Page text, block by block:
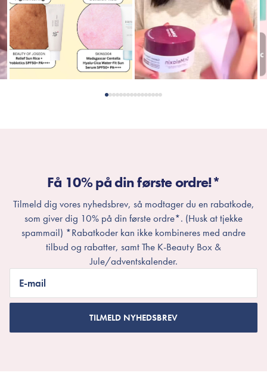
Få 10% på din første ordre!*
Tilmeld dig vores nyhedsbrev, så modtager du en rabatkode,
som giver dig 10% på din første ordre*. (Husk at tjekke
spammail) *Rabatkoder kan ikke kombineres med andre
tilbud og rabatter, samt The K-Beauty Box &
Jule/adventskalender.
E-mail
TILMELD NYHEDSBREV